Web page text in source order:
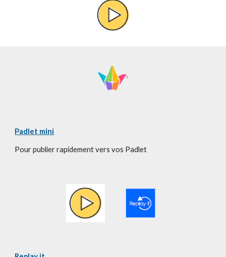
Padlet mini
Pour publier rapidement vers vos Padlet